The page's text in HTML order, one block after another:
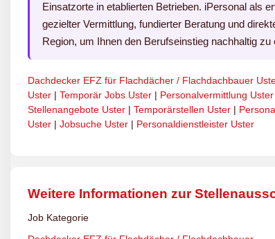
Einsatzorte in etablierten Betrieben. iPersonal als
gezielter Vermittlung, fundierter Beratung und
Region, um Ihnen den Berufseinstieg nachhaltig zu
Dachdecker EFZ für Flachdächer / Flachdachbauer
Uster | Temporär Jobs Uster | Personalvermittlung Uster
Stellenangebote Uster | Temporärstellen Uster |
Uster | Jobsuche Uster | Personaldienstleister Uster
Weitere Informationen zur
Job Kategorie